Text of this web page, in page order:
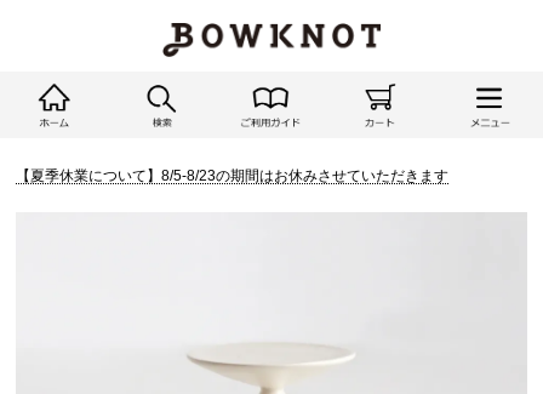
【夏季休業について】8/5-8/23の期間はお休みさせていただきます